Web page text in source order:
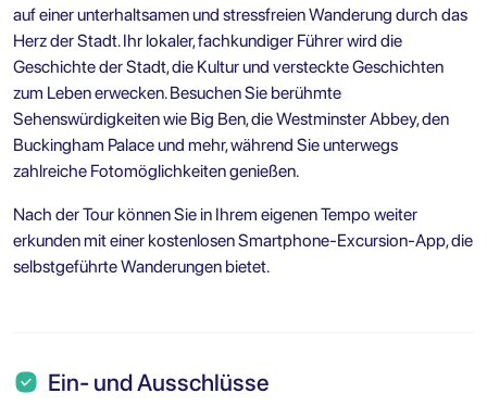
auf einer unterhaltsamen und stressfreien Wanderung durch das
Herz der Stadt. Ihr lokaler, fachkundiger Führer wird die
Geschichte der Stadt, die Kultur und versteckte Geschichten
zum Leben erwecken. Besuchen Sie berühmte
Sehenswürdigkeiten wie Big Ben, die Westminster Abbey, den
Buckingham Palace und mehr, während Sie unterwegs
zahlreiche Fotomöglichkeiten genießen.
Nach der Tour können Sie in Ihrem eigenen Tempo weiter
erkunden mit einer kostenlosen Smartphone-Excursion-App, die
selbstgeführte Wanderungen bietet.
Ein- und Ausschlüsse